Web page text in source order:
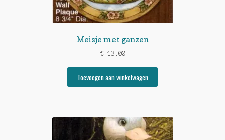
Meisje met ganzen
€ 13,00
Toevoegen aan winkelwagen